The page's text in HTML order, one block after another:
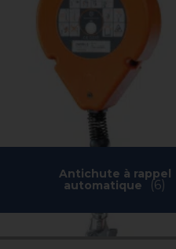
Antichute à rappel
automatique
(6)